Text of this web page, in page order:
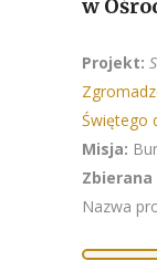
w
Projekt:
Świętego
Misja:
Nazwa